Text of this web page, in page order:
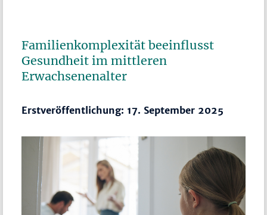
Familienkomplexität beeinflusst
Gesundheit im mittleren
Erwachsenenalter
Erstveröffentlichung: 17. September 2025